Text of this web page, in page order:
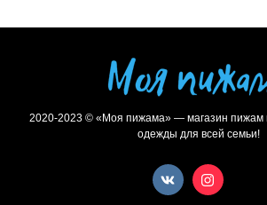
2020-2023 © «Моя пижама» — магазин пижам
одежды для всей семьи!